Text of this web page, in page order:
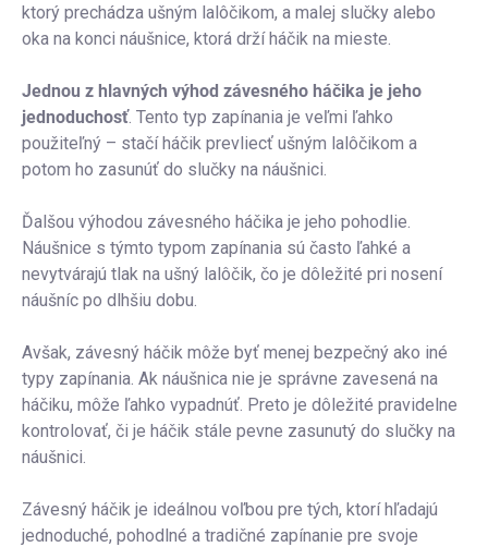
ktorý prechádza ušným lalôčikom, a malej slučky alebo
oka na konci náušnice, ktorá drží háčik na mieste.
Jednou z hlavných výhod závesného háčika je jeho
jednoduchosť. Tento typ zapínania je veľmi ľahko
použiteľný – stačí háčik prevliecť ušným lalôčikom a
potom ho zasunúť do slučky na náušnici.
Ďalšou výhodou závesného háčika je jeho pohodlie.
Náušnice s týmto typom zapínania sú často ľahké a
nevytvárajú tlak na ušný lalôčik, čo je dôležité pri nosení
náušníc po dlhšiu dobu.
Avšak, závesný háčik môže byť menej bezpečný ako iné
typy zapínania. Ak náušnica nie je správne zavesená na
háčiku, môže ľahko vypadnúť. Preto je dôležité pravidelne
kontrolovať, či je háčik stále pevne zasunutý do slučky na
náušnici.
Závesný háčik je ideálnou voľbou pre tých, ktorí hľadajú
jednoduché, pohodlné a tradičné zapínanie pre svoje